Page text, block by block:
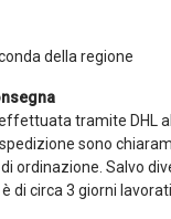
della regione
tramite DHL
sono
ordinazione. Salvo
di circa 3 giorni